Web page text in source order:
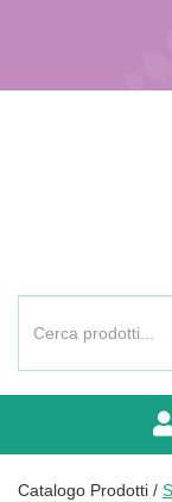
Prodotto
Catalogo Prodotti /